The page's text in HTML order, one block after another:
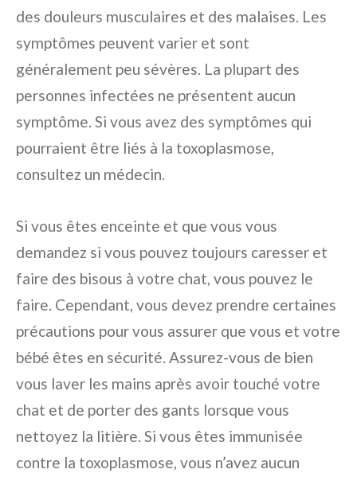
des douleurs musculaires et des malaises. Les
symptômes peuvent varier et sont
généralement peu sévères. La plupart des
personnes infectées ne présentent aucun
symptôme. Si vous avez des symptômes qui
pourraient être liés à la toxoplasmose,
consultez un médecin.
Si vous êtes enceinte et que vous vous
demandez si vous pouvez toujours caresser et
faire des bisous à votre chat, vous pouvez le
faire. Cependant, vous devez prendre certaines
précautions pour vous assurer que vous et votre
bébé êtes en sécurité. Assurez-vous de bien
vous laver les mains après avoir touché votre
chat et de porter des gants lorsque vous
nettoyez la litière. Si vous êtes immunisée
contre la toxoplasmose, vous n’avez aucun